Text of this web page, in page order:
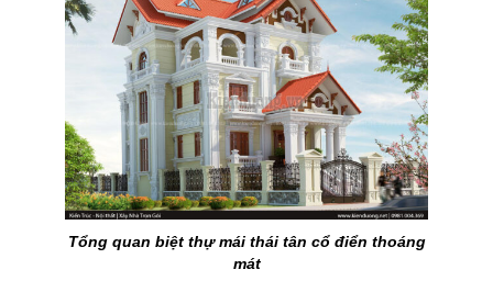
Tổng quan biệt thự mái thái tân cổ điển thoáng
mát